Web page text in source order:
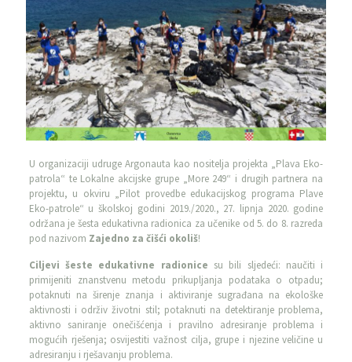
U organizaciji udruge Argonauta kao nositelja projekta „Plava Eko-
patrola“ te Lokalne akcijske grupe „More 249“ i drugih partnera na
projektu, u okviru „Pilot provedbe edukacijskog programa Plave
Eko-patrole“ u školskoj godini 2019./2020., 27. lipnja 2020. godine
održana je šesta edukativna radionica za učenike od 5. do 8. razreda
pod nazivom Zajedno za čišći okoliš!
Ciljevi šeste edukativne radionice su bili sljedeći: naučiti i
primijeniti znanstvenu metodu prikupljanja podataka o otpadu;
potaknuti na širenje znanja i aktiviranje sugrađana na ekološke
aktivnosti i održiv životni stil; potaknuti na detektiranje problema,
aktivno saniranje onečišćenja i pravilno adresiranje problema i
mogućih rješenja; osvijestiti važnost cilja, grupe i njezine veličine u
adresiranju i rješavanju problema.